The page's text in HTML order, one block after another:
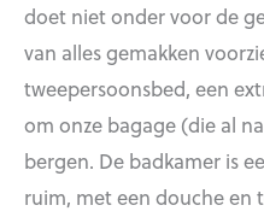
doet niet onder voor de
van alles gemakken
tweepersoonsbed, een
om onze bagage (die al
bergen. De badkamer is
ruim, met een douche en